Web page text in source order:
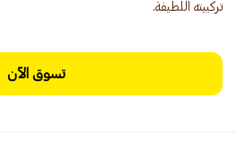
تركيبته اللطيفة.
تسوق الآن